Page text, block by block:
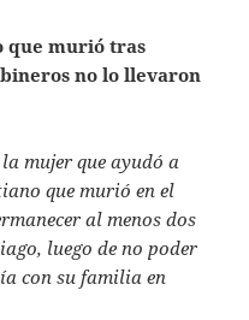
que murió tras
no lo llevaron
mujer que ayudó a
que murió en el
al menos dos
luego de no poder
con su familia en